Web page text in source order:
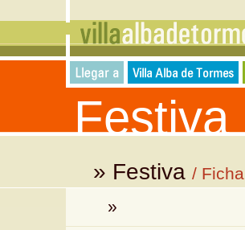
Festiva
» Festiva / Ficha
»